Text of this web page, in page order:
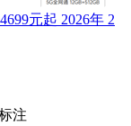
元起 2026年 2
注